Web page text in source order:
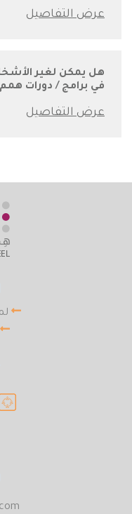
هل يمكن لغير
في برامج / دورات